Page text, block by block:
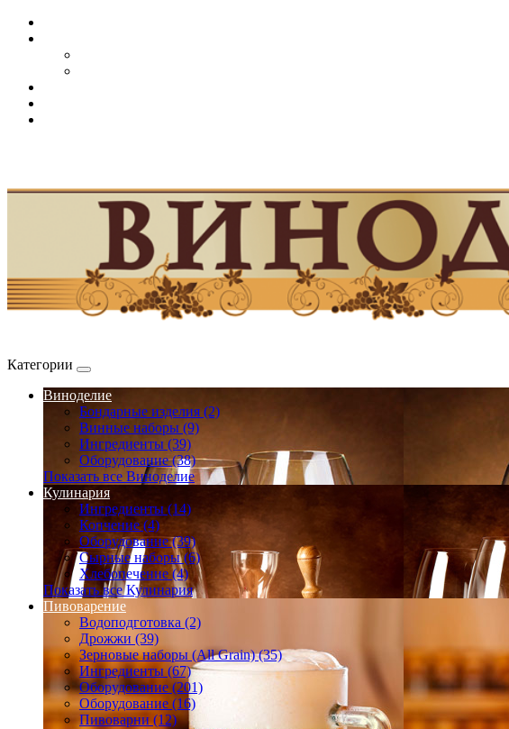
Категории
Виноделие
Бондарные изделия (2)
Винные наборы (9)
Ингредиенты (39)
Оборудование (38)
Показать все Виноделие
Кулинария
Ингредиенты (14)
Копчение (4)
Оборудование (39)
Сырные наборы (6)
Хлебопечение (4)
Показать все Кулинария
Пивоварение
Водоподготовка (2)
Дрожжи (39)
Зерновые наборы (All Grain) (35)
Ингредиенты (67)
Оборудование (201)
Оборудование (16)
Пивоварни (12)